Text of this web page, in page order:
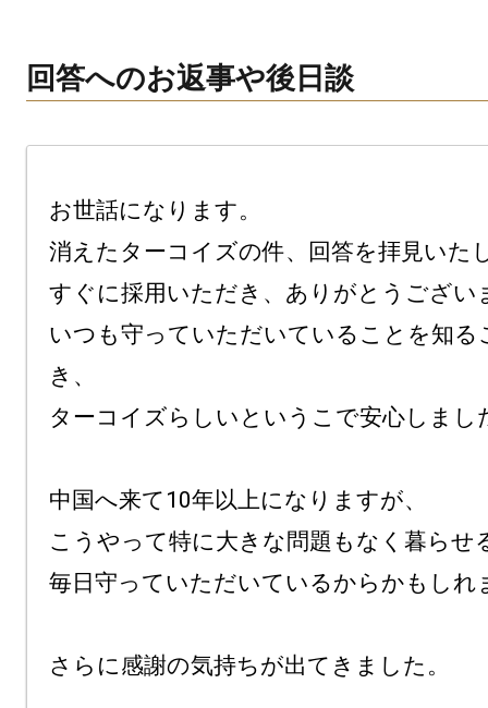
回答へのお返事や後日談
お世話になります。
消えたターコイズの件、回答を拝見いた
すぐに採用いただき、ありがとうござい
いつも守っていただいていることを知る
き、
ターコイズらしいというこで安心しまし
中国へ来て10年以上になりますが、
こうやって特に大きな問題もなく暮らせ
毎日守っていただいているからかもしれ
さらに感謝の気持ちが出てきました。